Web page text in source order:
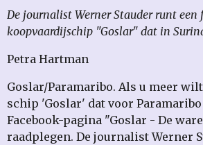
De journalist Werner Stauder runt
koopvaardijschip "Goslar" dat in
Petra Hartman
Goslar/Paramaribo. Als u meer
schip 'Goslar' dat voor
Facebook-pagina "Goslar - De
raadplegen. De journalist Werner